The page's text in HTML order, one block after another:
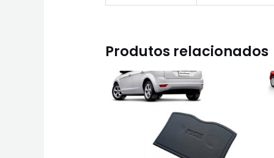
Produtos relacionados